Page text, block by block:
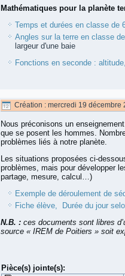
Mathématiques pour la planète
Temps et durées en classe de
Angles sur la terre en classe
largeur d'une baie
Fonctions en seconde :
Création : mercredi 19 décembre
Nous préconisons un
que se posent les hommes.
problèmes liés à notre planète.
Les situations proposées ci-
problèmes, mais pour développer
partage, mesure, calcul…)
Exemple de déroulement de
Fiche élève, Durée du jour
N.B. : ces documents sont libres
source « IREM de Poitiers » soit
Pièce(s) jointe(s):